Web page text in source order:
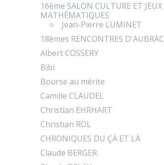
16ème SALON CULTURE ET JEUX
MATHÉMATIQUES
Jean-Pierre LUMINET
18èmes RENCONTRES D'AUBRAC
Albert COSSERY
Bibi
Bourse au mérite
Camille CLAUDEL
Christian EHRHART
Christian ROL
CHRONIQUES DU ÇÀ ET LÀ
Claude BERGER